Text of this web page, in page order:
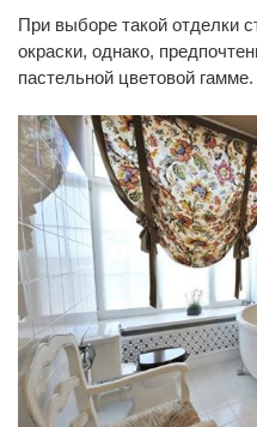
При выборе такой отделки
окраски, однако,
пастельной цветовой гамме.